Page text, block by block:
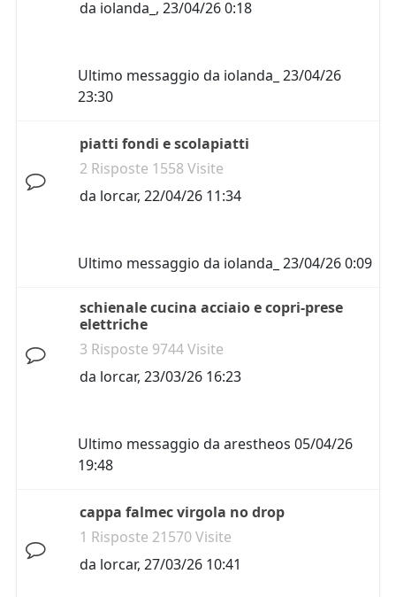
da iolanda_ , 23/04/26 0:18
Ultimo messaggio da iolanda_ 23/04/26
23:30
piatti fondi e scolapiatti
2 Risposte 1558 Visite
da lorcar, 22/04/26 11:34
Ultimo messaggio da iolanda_ 23/04/26 0:09
schienale cucina acciaio e copri-prese
elettriche
3 Risposte 9744 Visite
da lorcar, 23/03/26 16:23
Ultimo messaggio da arestheos 05/04/26
19:48
cappa falmec virgola no drop
1 Risposte 21570 Visite
da lorcar, 27/03/26 10:41